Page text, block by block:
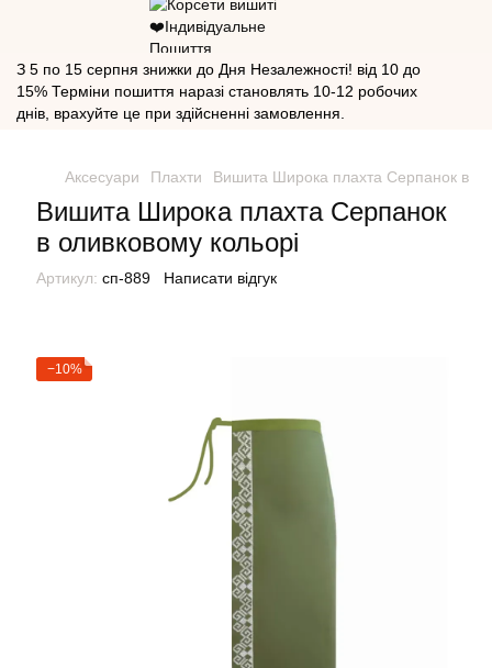
З 5 по 15 серпня знижки до Дня Незалежності! від 10 до
15% Терміни пошиття наразі становлять 10-12 робочих
днів, врахуйте це при здійсненні замовлення.
Аксесуари Плахти Вишита Широка плахта Серпанок в
Вишита Широка плахта Серпанок
в оливковому кольорі
Артикул: сп-889 Написати відгук
−10%